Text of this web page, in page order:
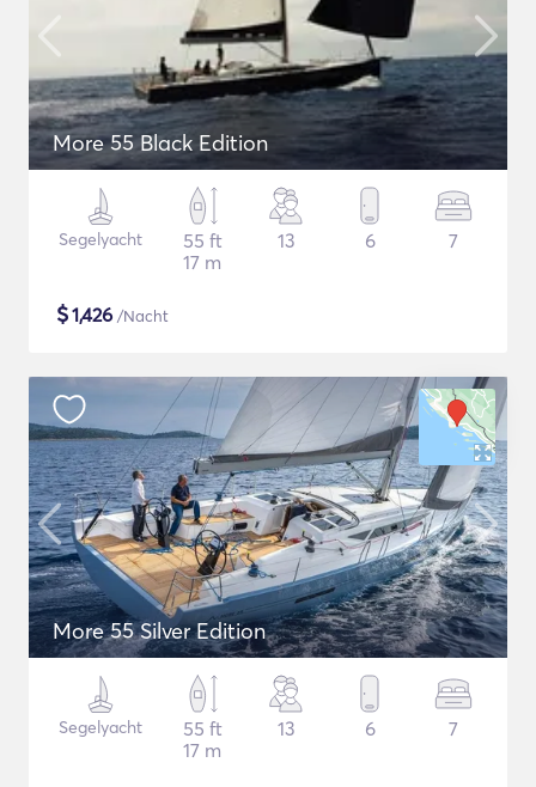
More 55 Black Edition
Segelyacht
55 ft
17 m
13 6 7
$1,426 /Nacht
More 55 Silver Edition
Segelyacht
55 ft
17 m
13 6 7